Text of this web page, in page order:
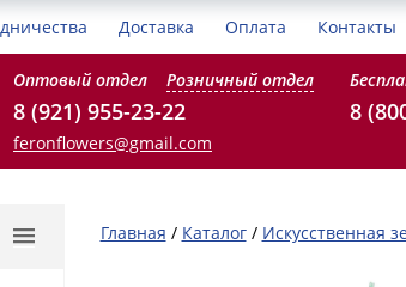
Доставка Оплата Контакты
Оптовый отдел Розничный отдел
8 (921) 955-23-22
feronflowers@gmail.com
8
Главная / Каталог / Искусственная